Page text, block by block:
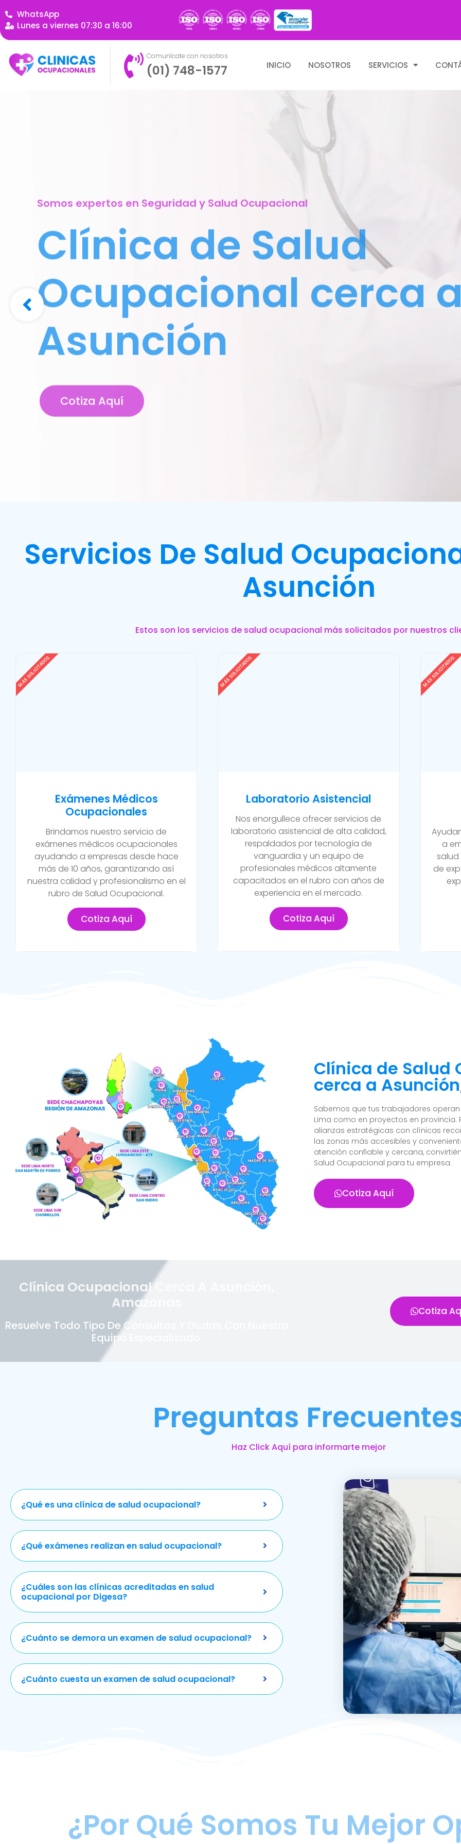
WhatsApp
Lunes a viernes 07:30 a 16:00
Comunícate con nosotros
(01) 748-1577 INICIO NOSOTROS SERVICIOS
Somos expertos en Seguridad y Salud Ocupacional
Clínica de Salud
Ocupacional cerca
Asunción
Cotiza Aquí
Servicios De Salud
Asunción
Estos son los servicios de salud ocupacional más solicitados por nuestros
Exámenes Médicos
Ocupacionales
Brindamos nuestro servicio de
exámenes médicos ocupacionales
ayudando a empresas desde hace
más de 10 años, garantizando así
nuestra calidad y profesionalismo en el
rubro de Salud Ocupacional.
Cotiza Aquí
MÁS SOLICITADOS
Laboratorio Asistencial
Nos enorgullece ofrecer servicios de
laboratorio asistencial de alta calidad,
respaldados por tecnología de
vanguardia y un equipo de
profesionales médicos altamente
capacitados en el rubro con años de
experiencia en el mercado.
Cotiza Aquí
MÁS SOLICITADOS
a
de
MÁS SOLICITADOS
Clínica de Salud
cerca a
Sabemos que tus trabajadores
Lima como en proyectos en provincia.
alianzas estratégicas con clínicas
las zonas más accesibles y
atención confiable y cercana,
Salud Ocupacional para tu empresa.
Cotiza Aquí
Clínica Ocupacional Cerca A Asunción,
Amazonas
Resuelve Todo Tipo De Consultas Y Dudas Con Nuestro
Equipo Especializado.
Cotiza
Preguntas
Haz Click Aquí para informarte mejor
¿Qué es una clínica de salud ocupacional?
¿Qué exámenes realizan en salud ocupacional?
¿Cuáles son las clínicas acreditadas en salud
ocupacional por Digesa?
¿Cuánto se demora un examen de salud ocupacional?
¿Cuánto cuesta un examen de salud ocupacional?
¿Por Qué Somos Tu Mejor